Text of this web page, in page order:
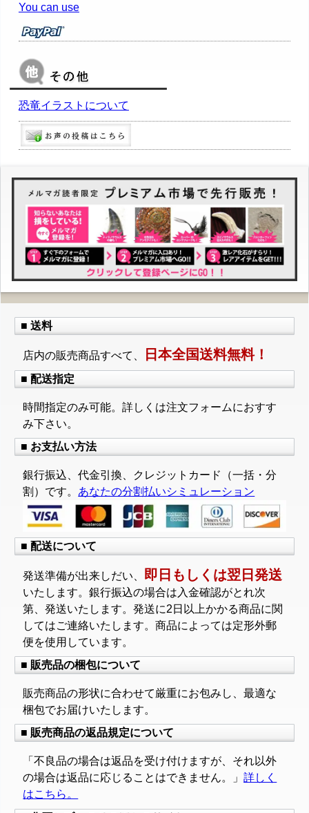
You can use
恐竜イラストについて
■ 送料
店内の販売商品すべて、 日本全国送料無料！
■ 配送指定
時間指定のみ可能。詳しくは注文フォームにおすす
み下さい。
■ お支払い方法
銀行振込、代金引換、クレジットカード（一括・分
割）です。 あなたの分割払いシミュレーション
■ 配送について
発送準備が出来しだい、 即日もしくは翌日発送
いたします。銀行振込の場合は入金確認がとれ次
第、発送いたします。発送に2日以上かかる商品に関
してはご連絡いたします。商品によっては定形外郵
便を使用しています。
■ 販売品の梱包について
販売商品の形状に合わせて厳重にお包みし、最適な
梱包でお届けいたします。
■ 販売商品の返品規定について
「不良品の場合は返品を受け付けますが、それ以外
の場合は返品に応じることはできません。」詳しく
はこちら。